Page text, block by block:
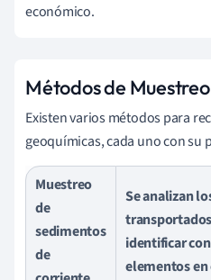
económico.
Métodos de
Existen varios métodos para
geoquímicas, cada uno con
Muestreo
de
sedimentos
de
Se analizan
identificar
elementos en